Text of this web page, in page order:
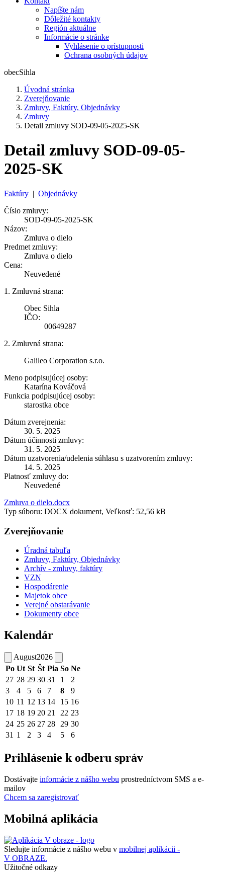
Napíšte nám
Dôležité kontakty
Región aktuálne
Informácie o stránke
Vyhlásenie o prístupnosti
Ochrana osobných údajov
obecSihla
Úvodná stránka
Zverejňovanie
Zmluvy, Faktúry, Objednávky
Zmluvy
Detail zmluvy SOD-09-05-2025-SK
Detail zmluvy SOD-09-05-
2025-SK
Faktúry | Objednávky
Číslo zmluvy:
SOD-09-05-2025-SK
Názov:
Zmluva o dielo
Predmet zmluvy:
Zmluva o dielo
Cena:
Neuvedené
1. Zmluvná strana:
Obec Sihla
IČO:
00649287
2. Zmluvná strana:
Galileo Corporation s.r.o.
Meno podpisujúcej osoby:
Katarína Kováčová
Funkcia podpisujúcej osoby:
starostka obce
Dátum zverejnenia:
30. 5. 2025
Dátum účinnosti zmluvy:
31. 5. 2025
Dátum uzatvorenia/udelenia súhlasu s uzatvorením zmluvy:
14. 5. 2025
Platnosť zmluvy do:
Neuvedené
Zmluva o dielo.docx
Typ súboru: DOCX dokument, Veľkosť: 52,56 kB
Zverejňovanie
Úradná tabuľa
Zmluvy, Faktúry, Objednávky
Archív - zmluvy, faktúry
VZN
Hospodárenie
Majetok obce
Verejné obstarávanie
Dokumenty obce
Kalendár
August2026
Po Ut St Št Pia So Ne
27 28 29 30 31 1
2
3
4 5 6 7 8
9
10 11 12 13 14 15 16
17 18 19 20 21 22 23
24 25 26 27 28 29 30
31 1 2 3 4 5 6
Prihlásenie k odberu správ
Dostávajte informácie z nášho webu prostredníctvom SMS a e-
mailov
Chcem sa zaregistrovať
Mobilná aplikácia
Sledujte informácie z nášho webu v mobilnej aplikácii -
V OBRAZE.
Užitočné odkazy